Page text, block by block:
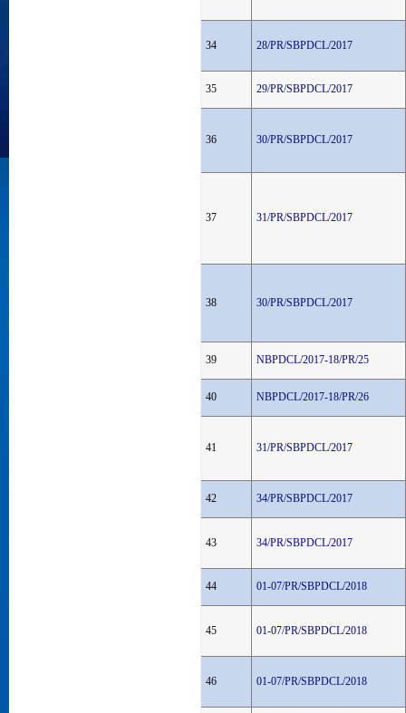
34 28/PR/SBPDCL/2017
35 29/PR/SBPDCL/2017
36 30/PR/SBPDCL/2017
37 31/PR/SBPDCL/2017
38 30/PR/SBPDCL/2017
39 NBPDCL/2017-18/PR/25
40 NBPDCL/2017-18/PR/26
41 31/PR/SBPDCL/2017
42 34/PR/SBPDCL/2017
43 34/PR/SBPDCL/2017
44 01-07/PR/SBPDCL/2018
45 01-07/PR/SBPDCL/2018
46 01-07/PR/SBPDCL/2018